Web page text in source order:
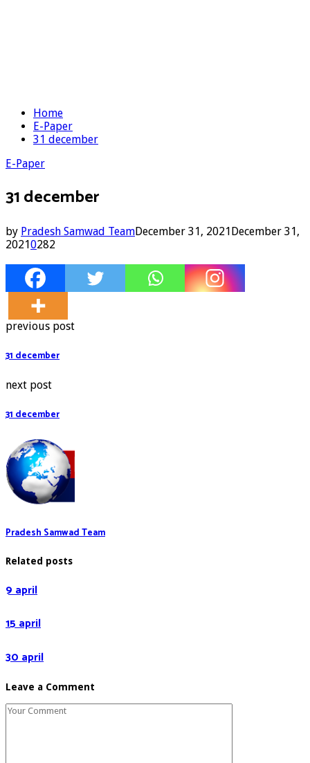
Home
E-Paper
31 december
E-Paper
31 december
by Pradesh Samwad TeamDecember 31, 2021December 31,
20210282
previous post
31 december
next post
31 december
Pradesh Samwad Team
Related posts
9 april
15 april
30 april
Leave a Comment